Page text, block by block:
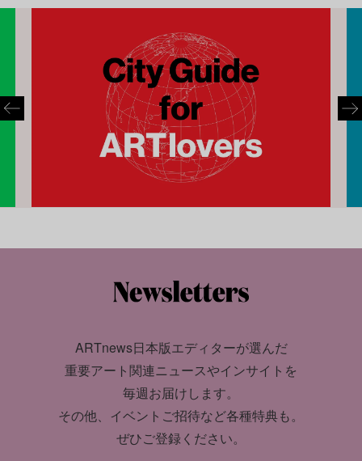
ARTnews日本版エディターが選んだ
重要アート関連ニュースやインサイトを
毎週お届けします。
その他、イベントご招待など各種特典も。
ぜひご登録ください。